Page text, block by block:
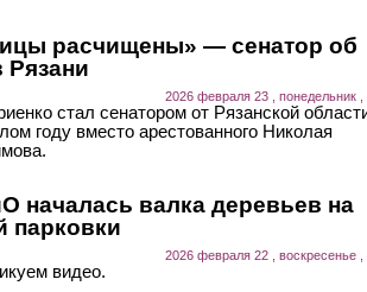
расчищены» — сенатор об
Рязани
2026 февраля 23 , понедельник ,
стал сенатором от Рязанской
году вместо арестованного Николая
началась валка деревьев на
парковки
2026 февраля 22 , воскресенье ,
видео.